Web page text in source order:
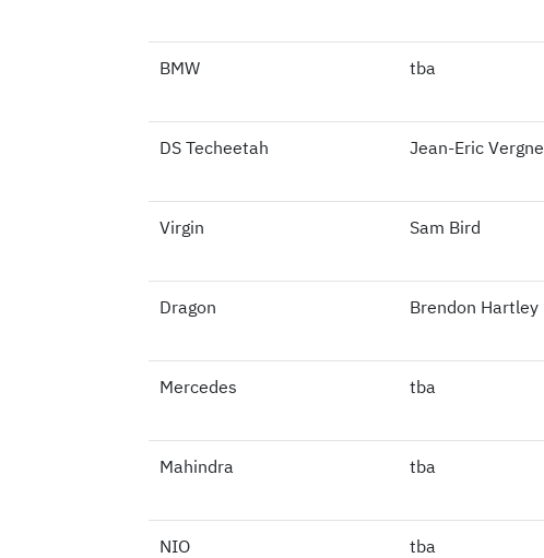
BMW tba
DS Techeetah Jean-Eric Vergne
Virgin Sam Bird
Dragon Brendon Hartley
Mercedes tba
Mahindra tba
NIO tba
BMW
DS Techeetah
Virgin
Dragon
Mercedes
Mahindra
NIO